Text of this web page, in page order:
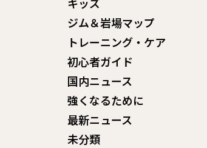
キッズ
ジム＆岩場マップ
トレーニング・ケア
初心者ガイド
国内ニュース
強くなるために
最新ニュース
未分類